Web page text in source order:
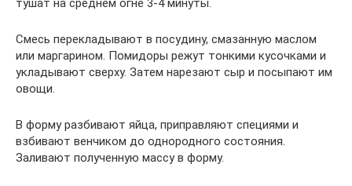
тушат на среднем огне 3-4 минуты.
Смесь перекладывают в посудину, смазанную маслом
или маргарином. Помидоры режут тонкими кусочками и
укладывают сверху. Затем нарезают сыр и посыпают им
овощи.
В форму разбивают яйца, приправляют специями и
взбивают венчиком до однородного состояния.
Заливают полученную массу в форму.